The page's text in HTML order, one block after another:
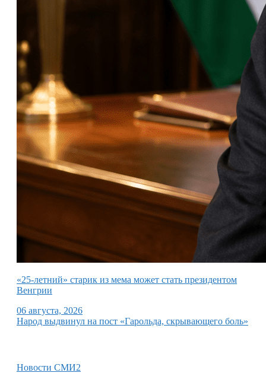
«25-летний» старик из мема может стать президентом
Венгрии
06 августа, 2026
Народ выдвинул на пост «Гарольда, скрывающего боль»
Новости СМИ2